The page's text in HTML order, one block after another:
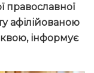
православної
афілійованою
інформує